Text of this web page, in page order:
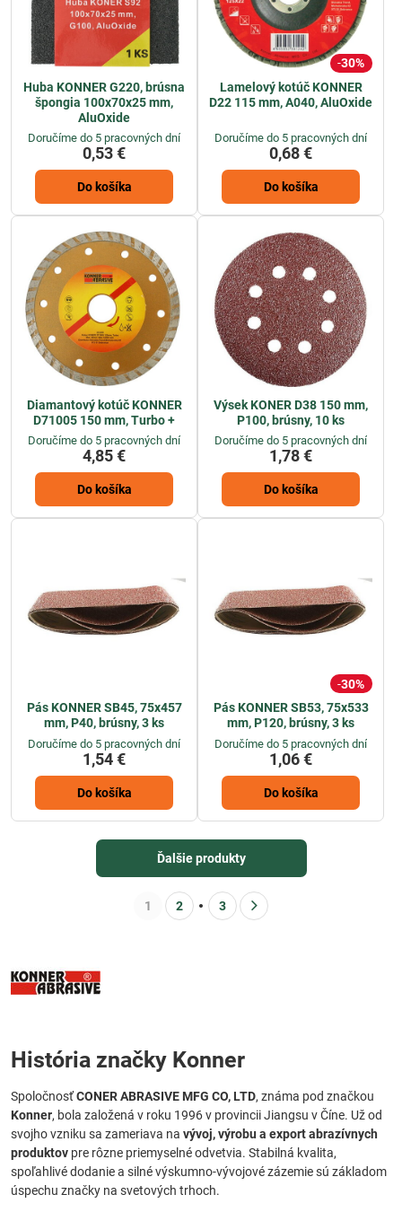
Huba KONNER G220, brúsna
špongia 100x70x25 mm,
AluOxide
Doručíme do 5 pracovných dní
0,53 €
Do košíka
30%
Lamelový kotúč KONNER
D22 115 mm, A040, AluOxide
Doručíme do 5 pracovných dní
0,68 €
Do košíka
Diamantový kotúč KONNER
D71005 150 mm, Turbo +
Doručíme do 5 pracovných dní
4,85 €
Do košíka
Výsek KONER D38 150 mm,
P100, brúsny, 10 ks
Doručíme do 5 pracovných dní
1,78 €
Do košíka
Pás KONNER SB45, 75x457
mm, P40, brúsny, 3 ks
Doručíme do 5 pracovných dní
1,54 €
Do košíka
30%
Pás KONNER SB53, 75x533
mm, P120, brúsny, 3 ks
Doručíme do 5 pracovných dní
1,06 €
Do košíka
Ďalšie produkty
1 2 3
História značky Konner
SpoločnosťCONER ABRASIVE MFG CO, LTD, známa pod značkou
Konner, bola založená v roku 1996 v provincii Jiangsu v Číne. Už od
svojho vzniku sa zameriava na vývoj, výrobu a export abrazívnych
produktov pre rôzne priemyselné odvetvia. Stabilná kvalita,
spoľahlivé dodanie a silné výskumno-vývojové zázemie sú základom
úspechu značky na svetových trhoch.